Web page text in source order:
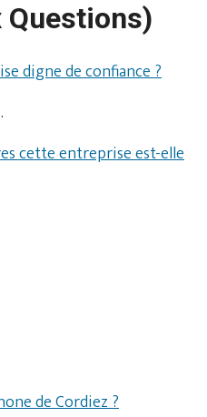
Questions)
digne de confiance ?
cette entreprise est-elle
de Cordiez ?